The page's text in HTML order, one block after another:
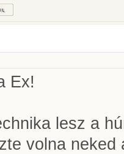
Ex!
lesz a
volna neked